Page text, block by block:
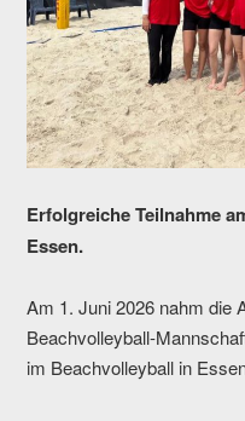
Erfolgreiche Teilnahme
Essen.
Am 1. Juni 2026 nahm die
Beachvolleyball-
im Beachvolleyball in